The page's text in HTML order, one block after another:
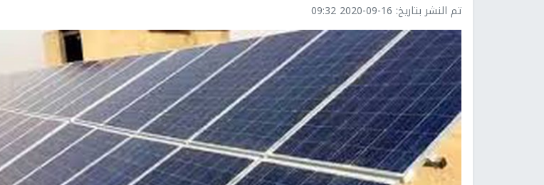
تم النشر بتاريخ: 2020-09-16 09:32